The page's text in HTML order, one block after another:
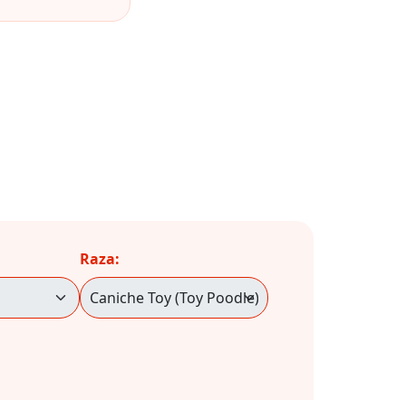
Raza: